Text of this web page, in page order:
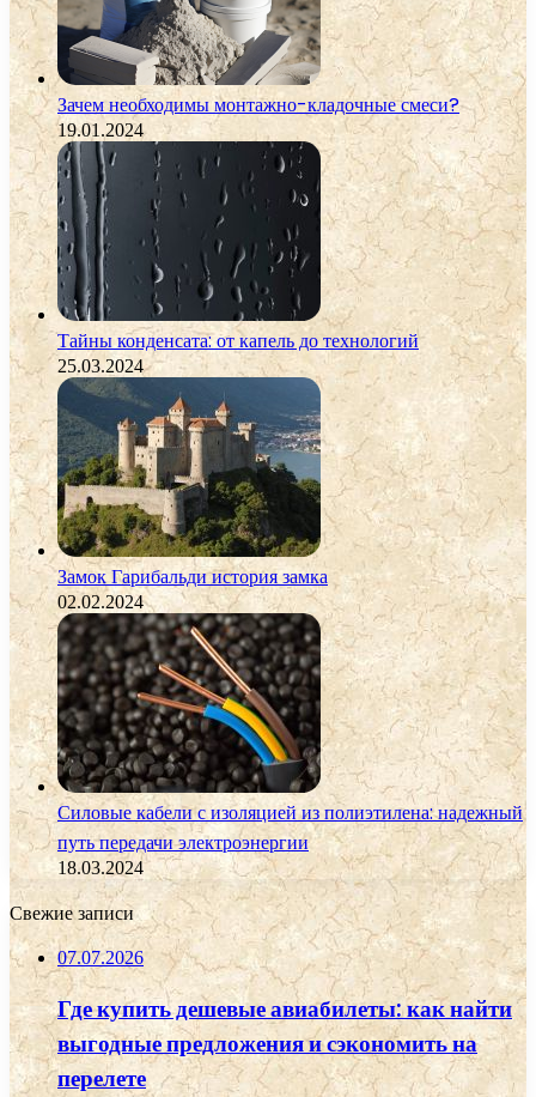
Зачем необходимы монтажно-кладочные смеси?
19.01.2024
Тайны конденсата: от капель до технологий
25.03.2024
Замок Гарибальди история замка
02.02.2024
Силовые кабели с изоляцией из полиэтилена: надежный
путь передачи электроэнергии
18.03.2024
Свежие записи
07.07.2026
Где купить дешевые авиабилеты: как найти
выгодные предложения и сэкономить на
перелете